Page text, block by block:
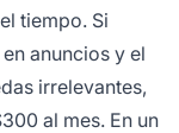
tiempo. Si
anuncios y el
irrelevantes,
al mes. En un